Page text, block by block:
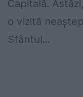
Capitală.
o vizită
Sfântul...